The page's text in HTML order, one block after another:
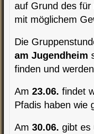
auf Grund des für
mit möglichem
Die
am Jugendheim
finden und
Am 23.06. findet
Pfadis haben wie
Am 30.06. gibt es